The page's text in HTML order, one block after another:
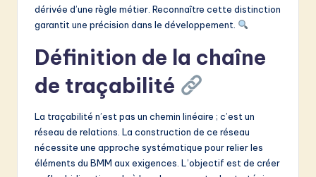
dérivée d’une règle métier. Reconnaître cette distinction
garantit une précision dans le développement.
Définition de la chaîne
de traçabilité
La traçabilité n’est pas un chemin linéaire ; c’est un
réseau de relations. La construction de ce réseau
nécessite une approche systématique pour relier les
éléments du BMM aux exigences. L’objectif est de créer